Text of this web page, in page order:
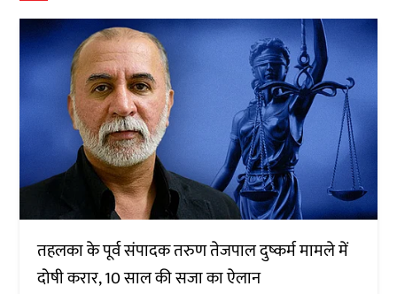
तहलका के पूर्व संपादक तरुण तेजपाल दुष्कर्म मामले में
दोषी करार, 10 साल की सजा का ऐलान